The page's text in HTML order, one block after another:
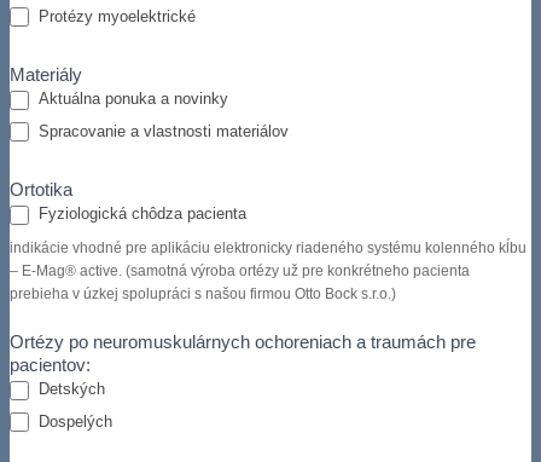
Protézy myoelektrické
Materiály
Aktuálna ponuka a novinky
Spracovanie a vlastnosti materiálov
Ortotika
Fyziologická chôdza pacienta
indikácie vhodné pre aplikáciu elektronicky riadeného systému kolenného kĺbu
– E-Mag® active. (samotná výroba ortézy už pre konkrétneho pacienta
prebieha v úzkej spolupráci s našou firmou Otto Bock s.r.o.)
Ortézy po neuromuskulárnych ochoreniach a traumách pre
pacientov:
Detských
Dospelých